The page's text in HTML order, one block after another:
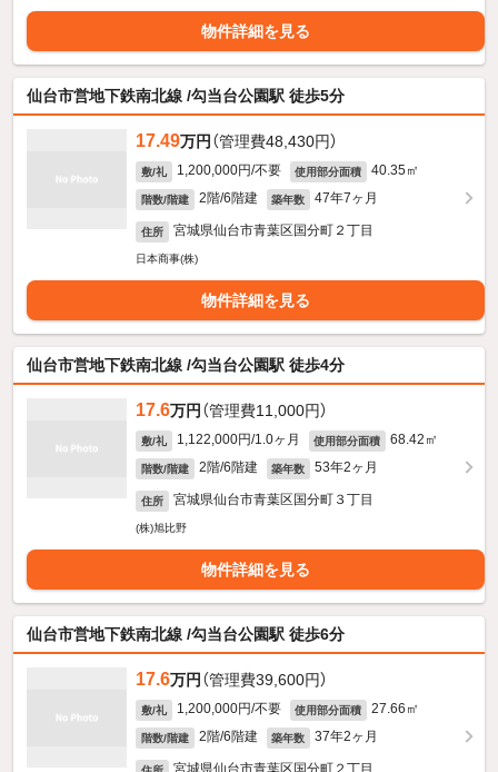
物件詳細を見る
仙台市営地下鉄南北線 /勾当台公園駅 徒歩5分
17.49万円 （管理費48,430円）
敷/礼 1,200,000円/不要 使用部分面積 40.35㎡
階数/階建 2階/6階建 築年数 47年7ヶ月
住所 宮城県仙台市青葉区国分町２丁目
日本商事(株)
物件詳細を見る
仙台市営地下鉄南北線 /勾当台公園駅 徒歩4分
17.6万円 （管理費11,000円）
敷/礼 1,122,000円/1.0ヶ月 使用部分面積 68.42㎡
階数/階建 2階/6階建 築年数 53年2ヶ月
住所 宮城県仙台市青葉区国分町３丁目
(株)旭比野
物件詳細を見る
仙台市営地下鉄南北線 /勾当台公園駅 徒歩6分
17.6万円 （管理費39,600円）
敷/礼 1,200,000円/不要 使用部分面積 27.66㎡
階数/階建 2階/6階建 築年数 37年2ヶ月